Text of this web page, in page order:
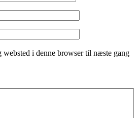
i denne browser til næste gang